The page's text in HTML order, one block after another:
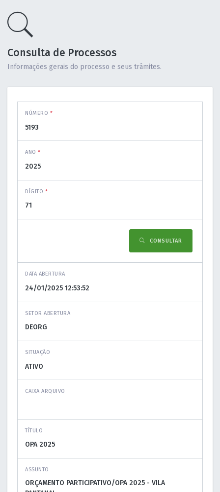
Consulta de Processos
Informações gerais do processo e seus trâmites.
NÚMERO *
ANO *
DÍGITO *
CONSULTAR
DATA ABERTURA
SETOR ABERTURA
SITUAÇÃO
CAIXA ARQUIVO
TÍTULO
ASSUNTO